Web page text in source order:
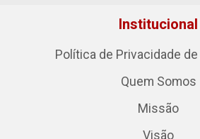
Institucional
Política de Privacidade
Quem Somos
Missão
Visão